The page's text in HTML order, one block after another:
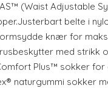
(Waist Adjustable
belte i
knær for
med strikk
Plus™ sokker for
naturgummi sokker